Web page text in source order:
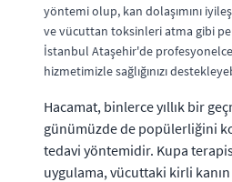
yöntemi olup, kan dolaşımını
ve vücuttan toksinleri atma gibi
İstanbul Ataşehir'de
hizmetimizle sağlığınızı
Hacamat, binlerce yıllık bir
günümüzde de popülerliğini
tedavi yöntemidir. Kupa
uygulama, vücuttaki kirli kanın